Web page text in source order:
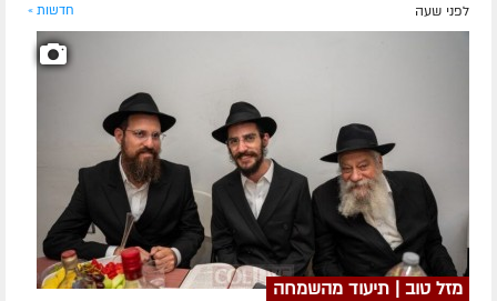
לפני שעה חדשות »
מזל טוב | תיעוד מהשמחה